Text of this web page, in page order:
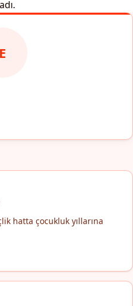
E
hatta çocukluk yıllarına